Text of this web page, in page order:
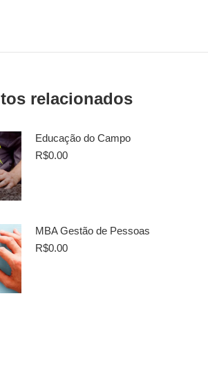
relacionados
Educação do Campo
R$0.00
MBA Gestão de Pessoas
R$0.00